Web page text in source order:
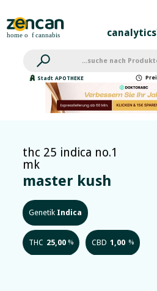
canalytics
Stadt APOTHEKE
thc 25 indica no.1
mk
master kush
Genetik Indica
THC 25,00 % CBD 1,00 %